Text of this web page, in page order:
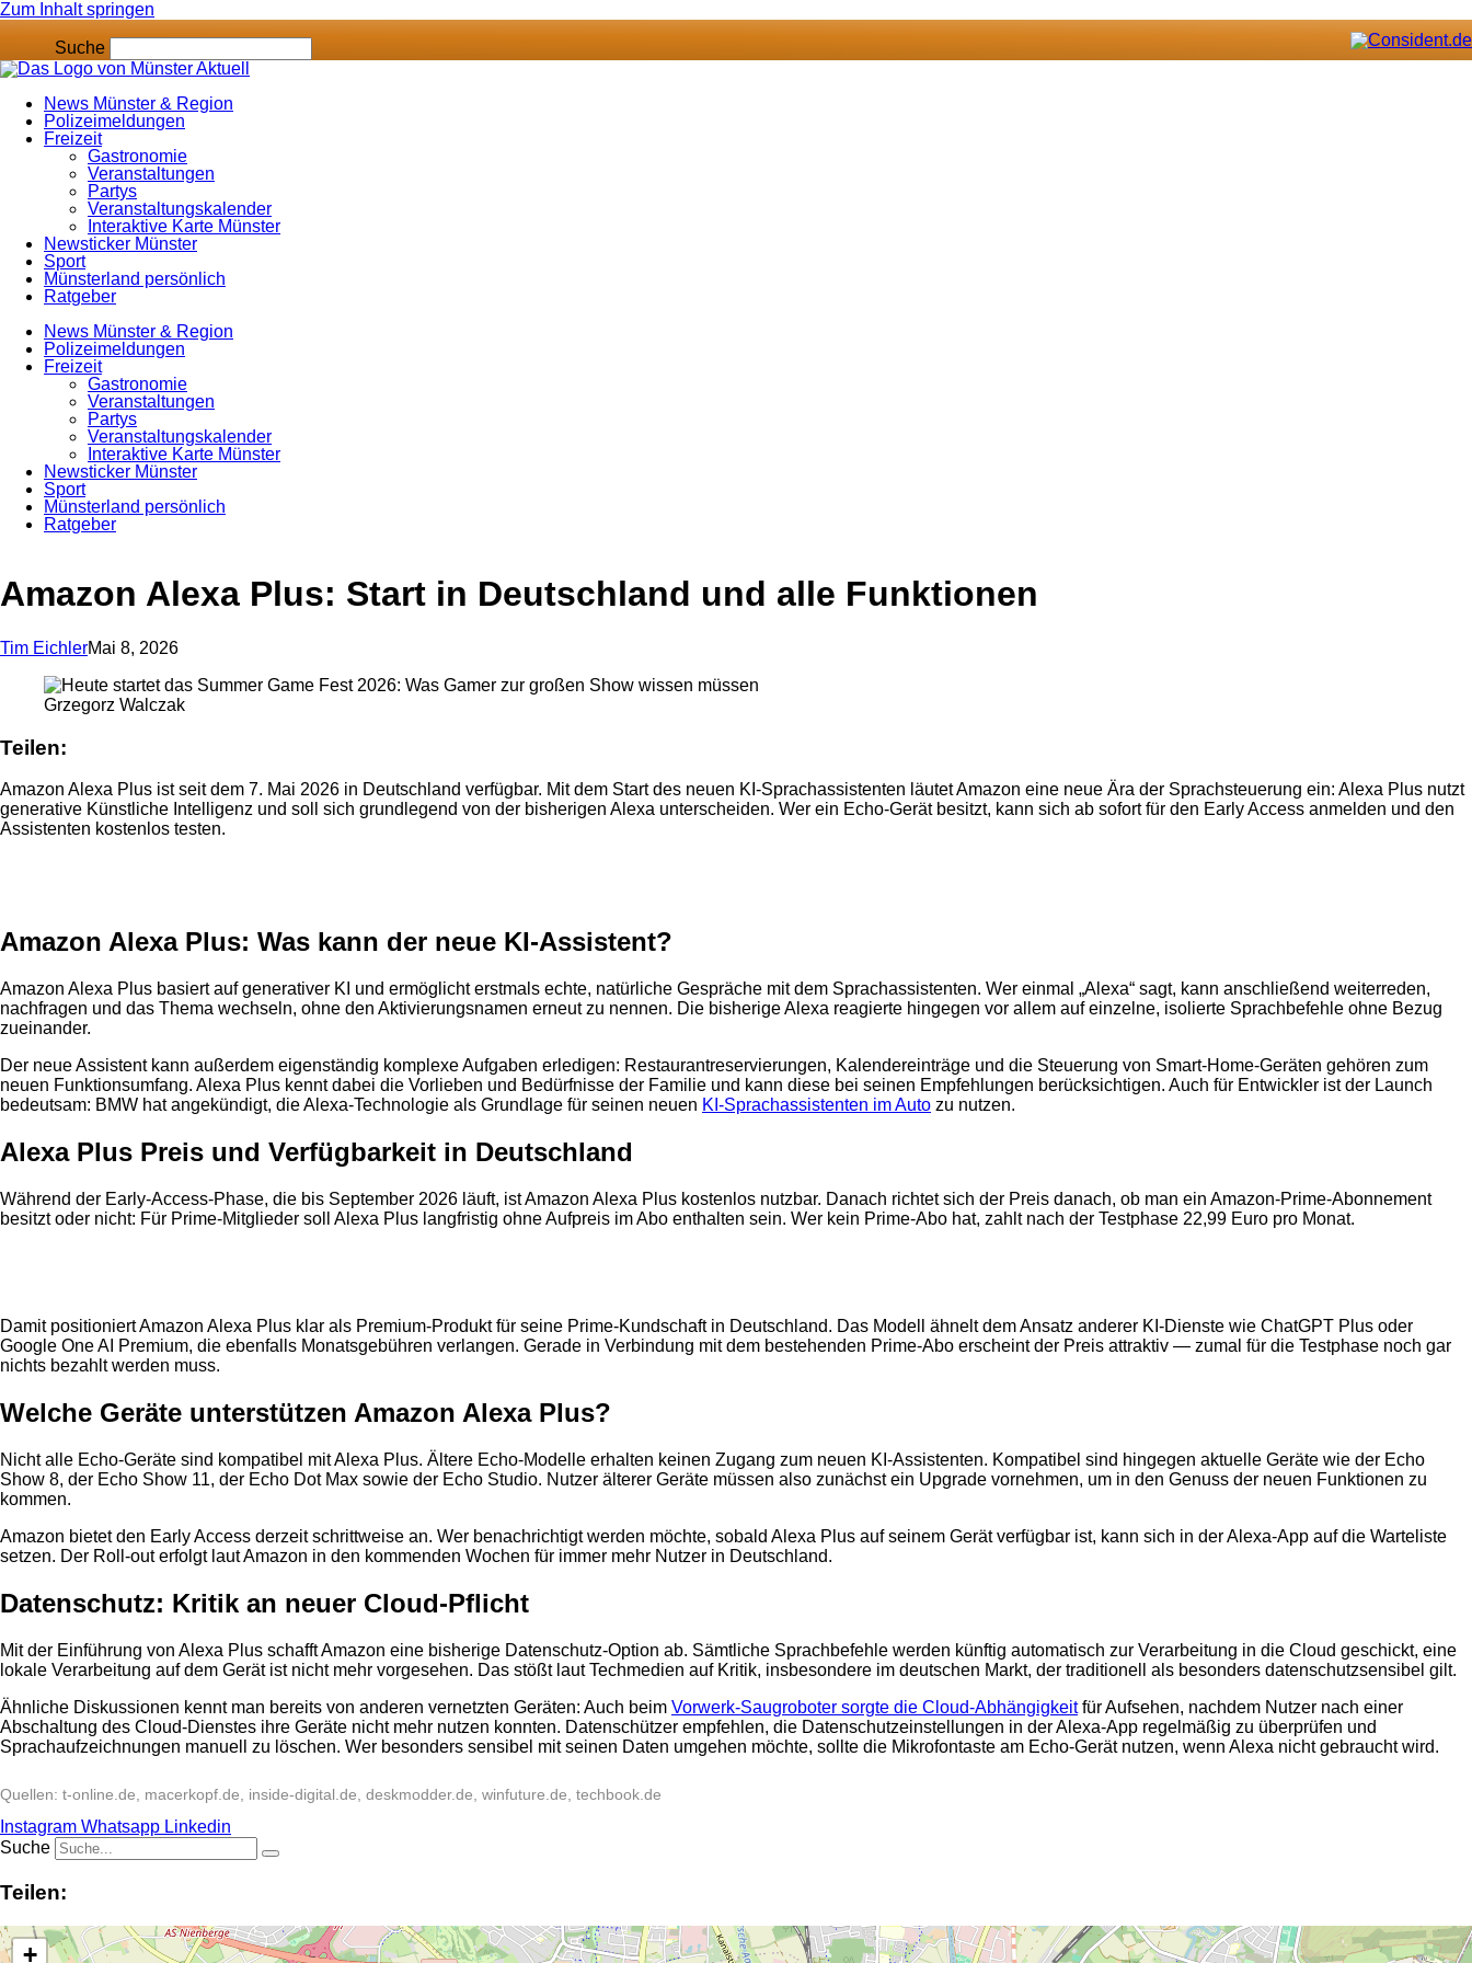
Zum Inhalt springen
Suche
News Münster & Region
Polizeimeldungen
Freizeit
Gastronomie
Veranstaltungen
Partys
Veranstaltungskalender
Interaktive Karte Münster
Newsticker Münster
Sport
Münsterland persönlich
Ratgeber
News Münster & Region
Polizeimeldungen
Freizeit
Gastronomie
Veranstaltungen
Partys
Veranstaltungskalender
Interaktive Karte Münster
Newsticker Münster
Sport
Münsterland persönlich
Ratgeber
Anzeige
Amazon Alexa Plus: Start in Deutschland und alle Funktionen
Tim EichlerMai 8, 2026
Grzegorz Walczak
Teilen:
Amazon Alexa Plus ist seit dem 7. Mai 2026 in Deutschland verfügbar. Mit dem Start des neuen KI-Sprachassistenten läutet Amazon eine neue Ära der Sprachsteuerung ein: Alexa Plus nutzt
generative Künstliche Intelligenz und soll sich grundlegend von der bisherigen Alexa unterscheiden. Wer ein Echo-Gerät besitzt, kann sich ab sofort für den Early Access anmelden und den
Assistenten kostenlos testen.
Amazon Alexa Plus: Was kann der neue KI-Assistent?
Amazon Alexa Plus basiert auf generativer KI und ermöglicht erstmals echte, natürliche Gespräche mit dem Sprachassistenten. Wer einmal „Alexa“ sagt, kann anschließend weiterreden,
nachfragen und das Thema wechseln, ohne den Aktivierungsnamen erneut zu nennen. Die bisherige Alexa reagierte hingegen vor allem auf einzelne, isolierte Sprachbefehle ohne Bezug
zueinander.
Der neue Assistent kann außerdem eigenständig komplexe Aufgaben erledigen: Restaurantreservierungen, Kalendereinträge und die Steuerung von Smart-Home-Geräten gehören zum
neuen Funktionsumfang. Alexa Plus kennt dabei die Vorlieben und Bedürfnisse der Familie und kann diese bei seinen Empfehlungen berücksichtigen. Auch für Entwickler ist der Launch
bedeutsam: BMW hat angekündigt, die Alexa-Technologie als Grundlage für seinen neuen KI-Sprachassistenten im Auto zu nutzen.
Alexa Plus Preis und Verfügbarkeit in Deutschland
Während der Early-Access-Phase, die bis September 2026 läuft, ist Amazon Alexa Plus kostenlos nutzbar. Danach richtet sich der Preis danach, ob man ein Amazon-Prime-Abonnement
besitzt oder nicht: Für Prime-Mitglieder soll Alexa Plus langfristig ohne Aufpreis im Abo enthalten sein. Wer kein Prime-Abo hat, zahlt nach der Testphase 22,99 Euro pro Monat.
Damit positioniert Amazon Alexa Plus klar als Premium-Produkt für seine Prime-Kundschaft in Deutschland. Das Modell ähnelt dem Ansatz anderer KI-Dienste wie ChatGPT Plus oder
Google One AI Premium, die ebenfalls Monatsgebühren verlangen. Gerade in Verbindung mit dem bestehenden Prime-Abo erscheint der Preis attraktiv — zumal für die Testphase noch gar
nichts bezahlt werden muss.
Welche Geräte unterstützen Amazon Alexa Plus?
Nicht alle Echo-Geräte sind kompatibel mit Alexa Plus. Ältere Echo-Modelle erhalten keinen Zugang zum neuen KI-Assistenten. Kompatibel sind hingegen aktuelle Geräte wie der Echo
Show 8, der Echo Show 11, der Echo Dot Max sowie der Echo Studio. Nutzer älterer Geräte müssen also zunächst ein Upgrade vornehmen, um in den Genuss der neuen Funktionen zu
kommen.
Amazon bietet den Early Access derzeit schrittweise an. Wer benachrichtigt werden möchte, sobald Alexa Plus auf seinem Gerät verfügbar ist, kann sich in der Alexa-App auf die Warteliste
setzen. Der Roll-out erfolgt laut Amazon in den kommenden Wochen für immer mehr Nutzer in Deutschland.
Datenschutz: Kritik an neuer Cloud-Pflicht
Mit der Einführung von Alexa Plus schafft Amazon eine bisherige Datenschutz-Option ab. Sämtliche Sprachbefehle werden künftig automatisch zur Verarbeitung in die Cloud geschickt, eine
lokale Verarbeitung auf dem Gerät ist nicht mehr vorgesehen. Das stößt laut Techmedien auf Kritik, insbesondere im deutschen Markt, der traditionell als besonders datenschutzsensibel gilt.
Ähnliche Diskussionen kennt man bereits von anderen vernetzten Geräten: Auch beim Vorwerk-Saugroboter sorgte die Cloud-Abhängigkeitfür Aufsehen, nachdem Nutzer nach einer
Abschaltung des Cloud-Dienstes ihre Geräte nicht mehr nutzen konnten. Datenschützer empfehlen, die Datenschutzeinstellungen in der Alexa-App regelmäßig zu überprüfen und
Sprachaufzeichnungen manuell zu löschen. Wer besonders sensibel mit seinen Daten umgehen möchte, sollte die Mikrofontaste am Echo-Gerät nutzen, wenn Alexa nicht gebraucht wird.
Quellen: t-online.de, macerkopf.de, inside-digital.de, deskmodder.de, winfuture.de, techbook.de
Instagram Whatsapp Linkedin
Suche
Teilen:
2
+